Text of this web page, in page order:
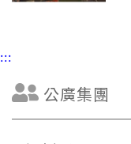
:::
公廣集團